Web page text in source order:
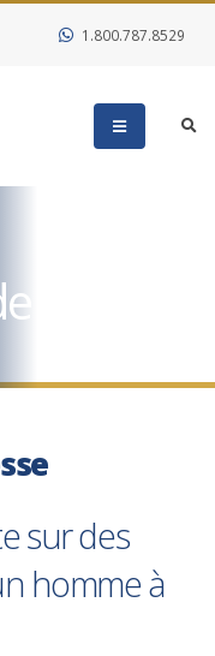
1.800.787.8529
sur des
homme à